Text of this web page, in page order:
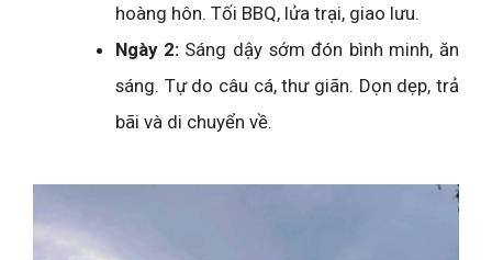
hoàng hôn. Tối BBQ, lửa trại, giao lưu.
Ngày 2:Sáng dậy sớm đón bình minh, ăn
sáng. Tự do câu cá, thư giãn. Dọn dẹp, trả
bãi và di chuyển về.